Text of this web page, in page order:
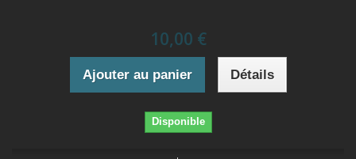
10,00 €
Ajouter au panier Détails
Disponible